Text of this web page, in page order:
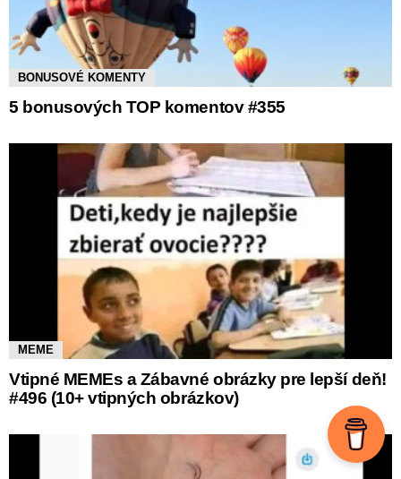
BONUSOVÉ KOMENTY
5 bonusových TOP komentov #355
MEME
Vtipné MEMEs a Zábavné obrázky pre lepší deň!
#496 (10+ vtipných obrázkov)